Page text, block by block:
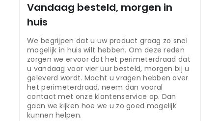
Vandaag besteld, morgen in
huis
We begrijpen dat u uw product graag zo snel
mogelijk in huis wilt hebben. Om deze reden
zorgen we ervoor dat het perimeterdraad dat
u vandaag voor vier uur besteld, morgen bij u
geleverd wordt. Mocht u vragen hebben over
het perimeterdraad, neem dan vooral
contact met onze klantenservice op. Dan
gaan we kijken hoe we u zo goed mogelijk
kunnen helpen.